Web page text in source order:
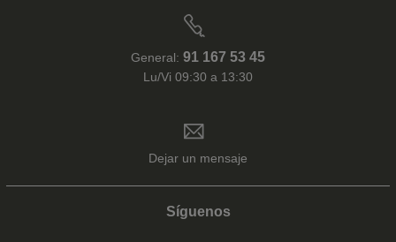
General: 91 167 53 45
Lu/Vi 09:30 a 13:30
Dejar un mensaje
Síguenos